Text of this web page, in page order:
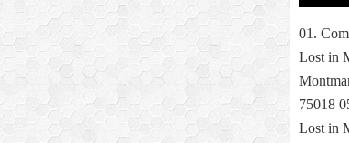
01.
Lost in
75018
Lost in